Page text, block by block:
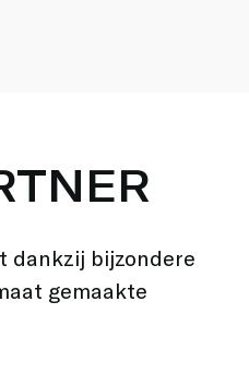
dankzij bijzondere
gemaakte